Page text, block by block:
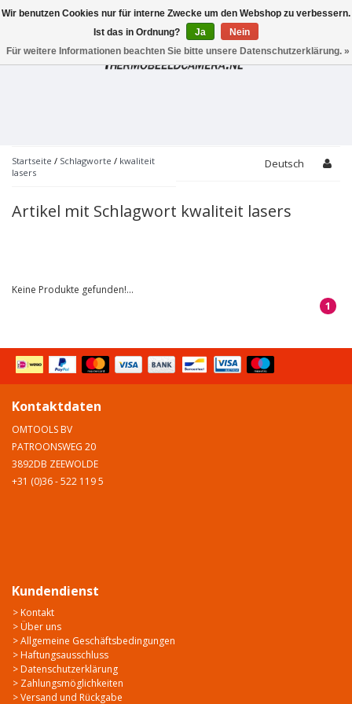
Toggle
Startseite / Schlagworte / kwaliteit
lasers
Deutsch
Artikel mit Schlagwort kwaliteit lasers
Keine Produkte gefunden!...
1
Kontaktdaten
OMTOOLS BV
PATROONSWEG 20
3892DB ZEEWOLDE
+31 (0)36 - 522 119 5
Kundendienst
> Kontakt
> Über uns
> Allgemeine Geschäftsbedingungen
> Haftungsausschluss
> Datenschutzerklärung
> Zahlungsmöglichkeiten
> Versand und Rückgabe
Wir benutzen Cookies nur für interne Zwecke um den Webshop zu verbessern.
Ist das in Ordnung?
Ja
Nein
Für weitere Informationen beachten Sie bitte unsere Datenschutzerklärung. »